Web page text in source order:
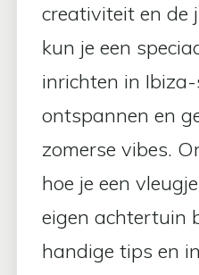
creativiteit en de
kun je een
inrichten in
ontspannen en
zomerse vibes.
hoe je een
eigen achtertuin
handige tips en